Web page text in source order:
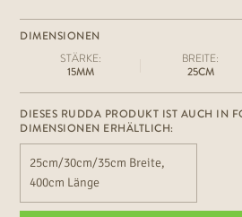
DIMENSIONEN
STÄRKE:
15MM
BREITE:
25CM
DIESES RUDDA PRODUKT IST AUCH IN
DIMENSIONEN ERHÄLTLICH:
25cm/30cm/35cm Breite,
400cm Länge